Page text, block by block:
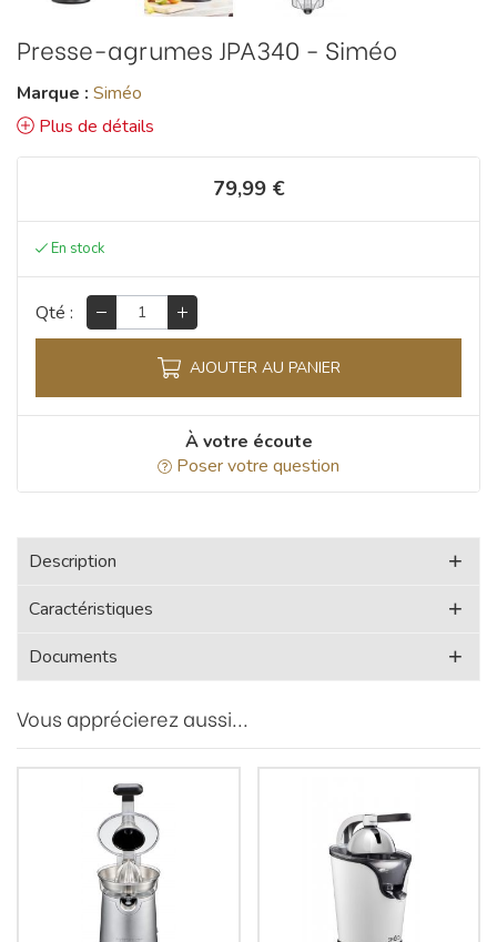
Presse-agrumes JPA340 - Siméo
Marque : Siméo
Plus de détails
79,99 €
Qté :
AJOUTER AU PANIER
À votre écoute
Poser votre question
Description
Caractéristiques
Documents
Vous apprécierez aussi...